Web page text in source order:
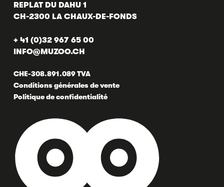
REPLAT DU DAHU 1
CH-2300 LA CHAUX-DE-FONDS
+ 41 (0)32 967 65 00
INFO@MUZOO.CH
CHE-308.891.089 TVA
Conditions générales de vente
Politique de confidentialité